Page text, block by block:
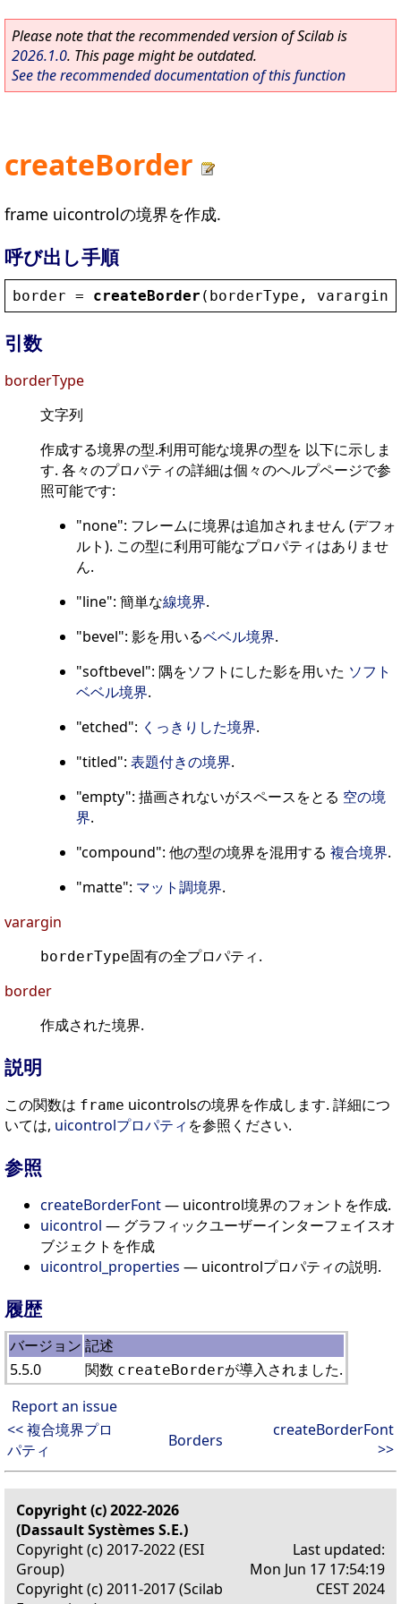
Please note that the recommended version of Scilab is
2026.1.0. This page might be outdated.
See the recommended documentation of this function
createBorder
frame uicontrolの境界を作成.
呼び出し手順
border = createBorder ( borderType , varargin
引数
borderType
文字列
作成する境界の型.利用可能な境界の型を 以下に示しま
す. 各々のプロパティの詳細は個々のヘルプページで参
照可能です:
"none": フレームに境界は追加されません (デフォ
ルト). この型に利用可能なプロパティはありませ
ん.
"line": 簡単な線境界.
"bevel": 影を用いるベベル境界.
"softbevel": 隅をソフトにした影を用いた ソフト
ベベル境界.
"etched": くっきりした境界.
"titled": 表題付きの境界.
"empty": 描画されないがスペースをとる 空の境
界.
"compound": 他の型の境界を混用する 複合境界.
"matte": マット調境界.
varargin
borderType固有の全プロパティ.
border
作成された境界.
説明
この関数は frame uicontrolsの境界を作成します. 詳細につ
いては, uicontrolプロパティ を参照ください.
参照
createBorderFont— uicontrol境界のフォントを作成.
uicontrol — グラフィックユーザーインターフェイスオ
ブジェクトを作成
uicontrol_properties — uicontrolプロパティの説明.
履歴
バージョン 記述
5.5.0
関数 createBorderが導入されました.
Report an issue
<< 複合境界プロ
パティ
Borders
createBorderFont
>>
Copyright (c) 2022-2026
(Dassault Systèmes S.E.)
Copyright (c) 2017-2022 (ESI
Group)
Copyright (c) 2011-2017 (Scilab
Last updated:
Mon Jun 17 17:54:19
CEST 2024